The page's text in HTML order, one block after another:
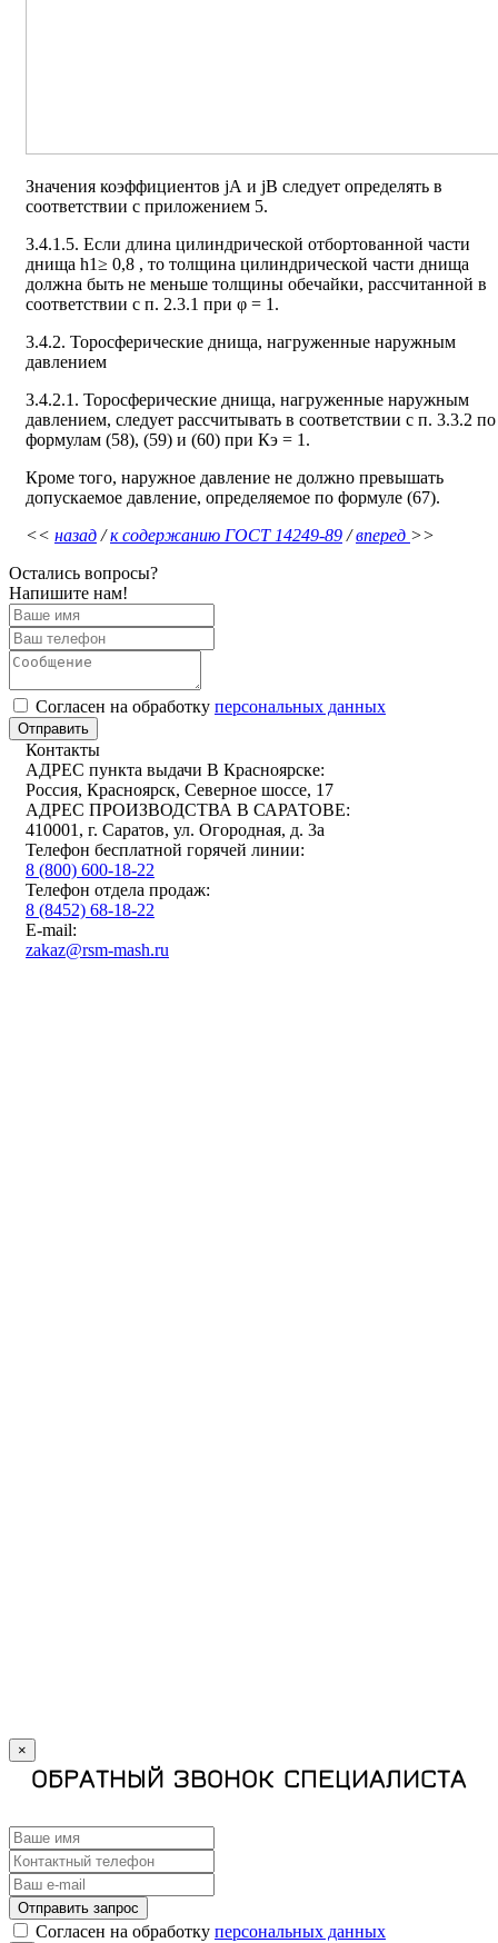
Значения коэффициентов jА и jВ следует определять в
соответствии с приложением 5.
3.4.1.5. Если длина цилиндрической отбортованной части
днища h1≥ 0,8 , то толщина цилиндрической части днища
должна быть не меньше толщины обечайки, рассчитанной в
соответствии с п. 2.3.1 при φ = 1.
3.4.2. Торосферические днища, нагруженные наружным
давлением
3.4.2.1. Торосферические днища, нагруженные наружным
давлением, следует рассчитывать в соответствии с п. 3.3.2 по
формулам (58), (59) и (60) при Кэ = 1.
Кроме того, наружное давление не должно превышать
допускаемое давление, определяемое по формуле (67).
<< назад/к содержанию ГОСТ 14249-89/вперед >>
Остались вопросы?
Напишите нам!
Cогласен на обработку персональных данных
Отправить
Контакты
АДРЕС пункта выдачи В Красноярске:
Россия, Красноярск, Северное шоссе, 17
АДРЕС ПРОИЗВОДСТВА В САРАТОВЕ:
410001, г. Саратов, ул. Огородная, д. 3а
Телефон бесплатной горячей линии:
8 (800) 600-18-22
Телефон отдела продаж:
8 (8452) 68-18-22
E-mail:
zakaz@rsm-mash.ru
×
ОБРАТНЫЙ ЗВОНОК СПЕЦИАЛИСТА
Отправить запрос
Cогласен на обработку персональных данных